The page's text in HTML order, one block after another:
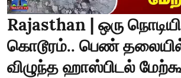
Rajasthan | ஒரு
கொடூரம்.. பெண்
விழுந்த ஹாஸ்பிடல்